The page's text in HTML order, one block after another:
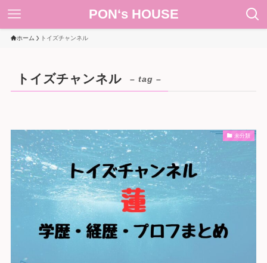
PON‘s HOUSE
ホーム トイズチャンネル
トイズチャンネル – tag –
未分類